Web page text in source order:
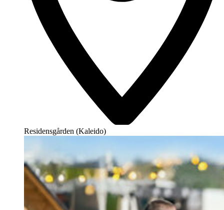
Residensgården (Kaleido)